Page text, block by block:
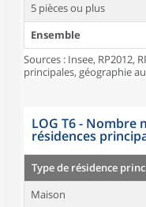
5 pièces ou plus
Ensemble
Sources : Insee, RP2012,
principales, géographie
LOG T6 - Nombre
résidences
Type de résidence
Maison